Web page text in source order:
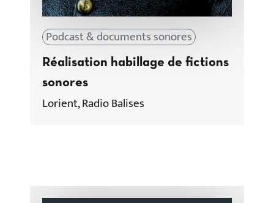
Podcast & documents sonores
Réalisation habillage de fictions
sonores
Lorient, Radio Balises